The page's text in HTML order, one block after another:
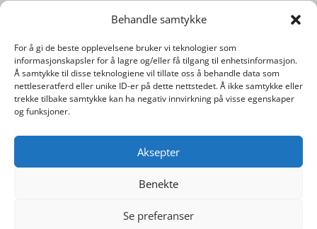
Behandle samtykke
For å gi de beste opplevelsene bruker vi teknologier som
informasjonskapsler for å lagre og/eller få tilgang til enhetsinformasjon.
Å samtykke til disse teknologiene vil tillate oss å behandle data som
nettleseratferd eller unike ID-er på dette nettstedet. Å ikke samtykke eller
trekke tilbake samtykke kan ha negativ innvirkning på visse egenskaper
og funksjoner.
Aksepter
Benekte
Se preferanser
Lørdag: 10:00 – 16:00
SOSIALE MEDIER
Utviklet avDigipos AS